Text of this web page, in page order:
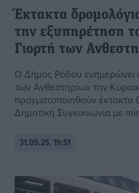
Έκτακτα
την εξυπηρέτηση
Γιορτή των
Ο Δήμος Ρόδου ενημερώνει
των Ανθεστηρίων την
πραγματοποιηθούν
Δημοτική Συγκοινωνία με
31.05.25, 19:51